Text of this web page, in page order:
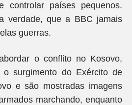
controlar países pequenos.
verdade, que a BBC jamais
guerras.
o conflito no Kosovo,
surgimento do Exército de
e são mostradas imagens
marchando, enquanto